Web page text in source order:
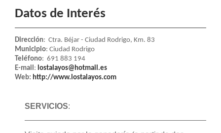
Datos de Interés
Dirección: Ctra. Béjar - Ciudad Rodrigo, Km. 83
Municipio: Ciudad Rodrigo
Teléfono: 691 883 194
E-mail: lostalayos@hotmail.es
Web: http://www.lostalayos.com
SERVICIOS: